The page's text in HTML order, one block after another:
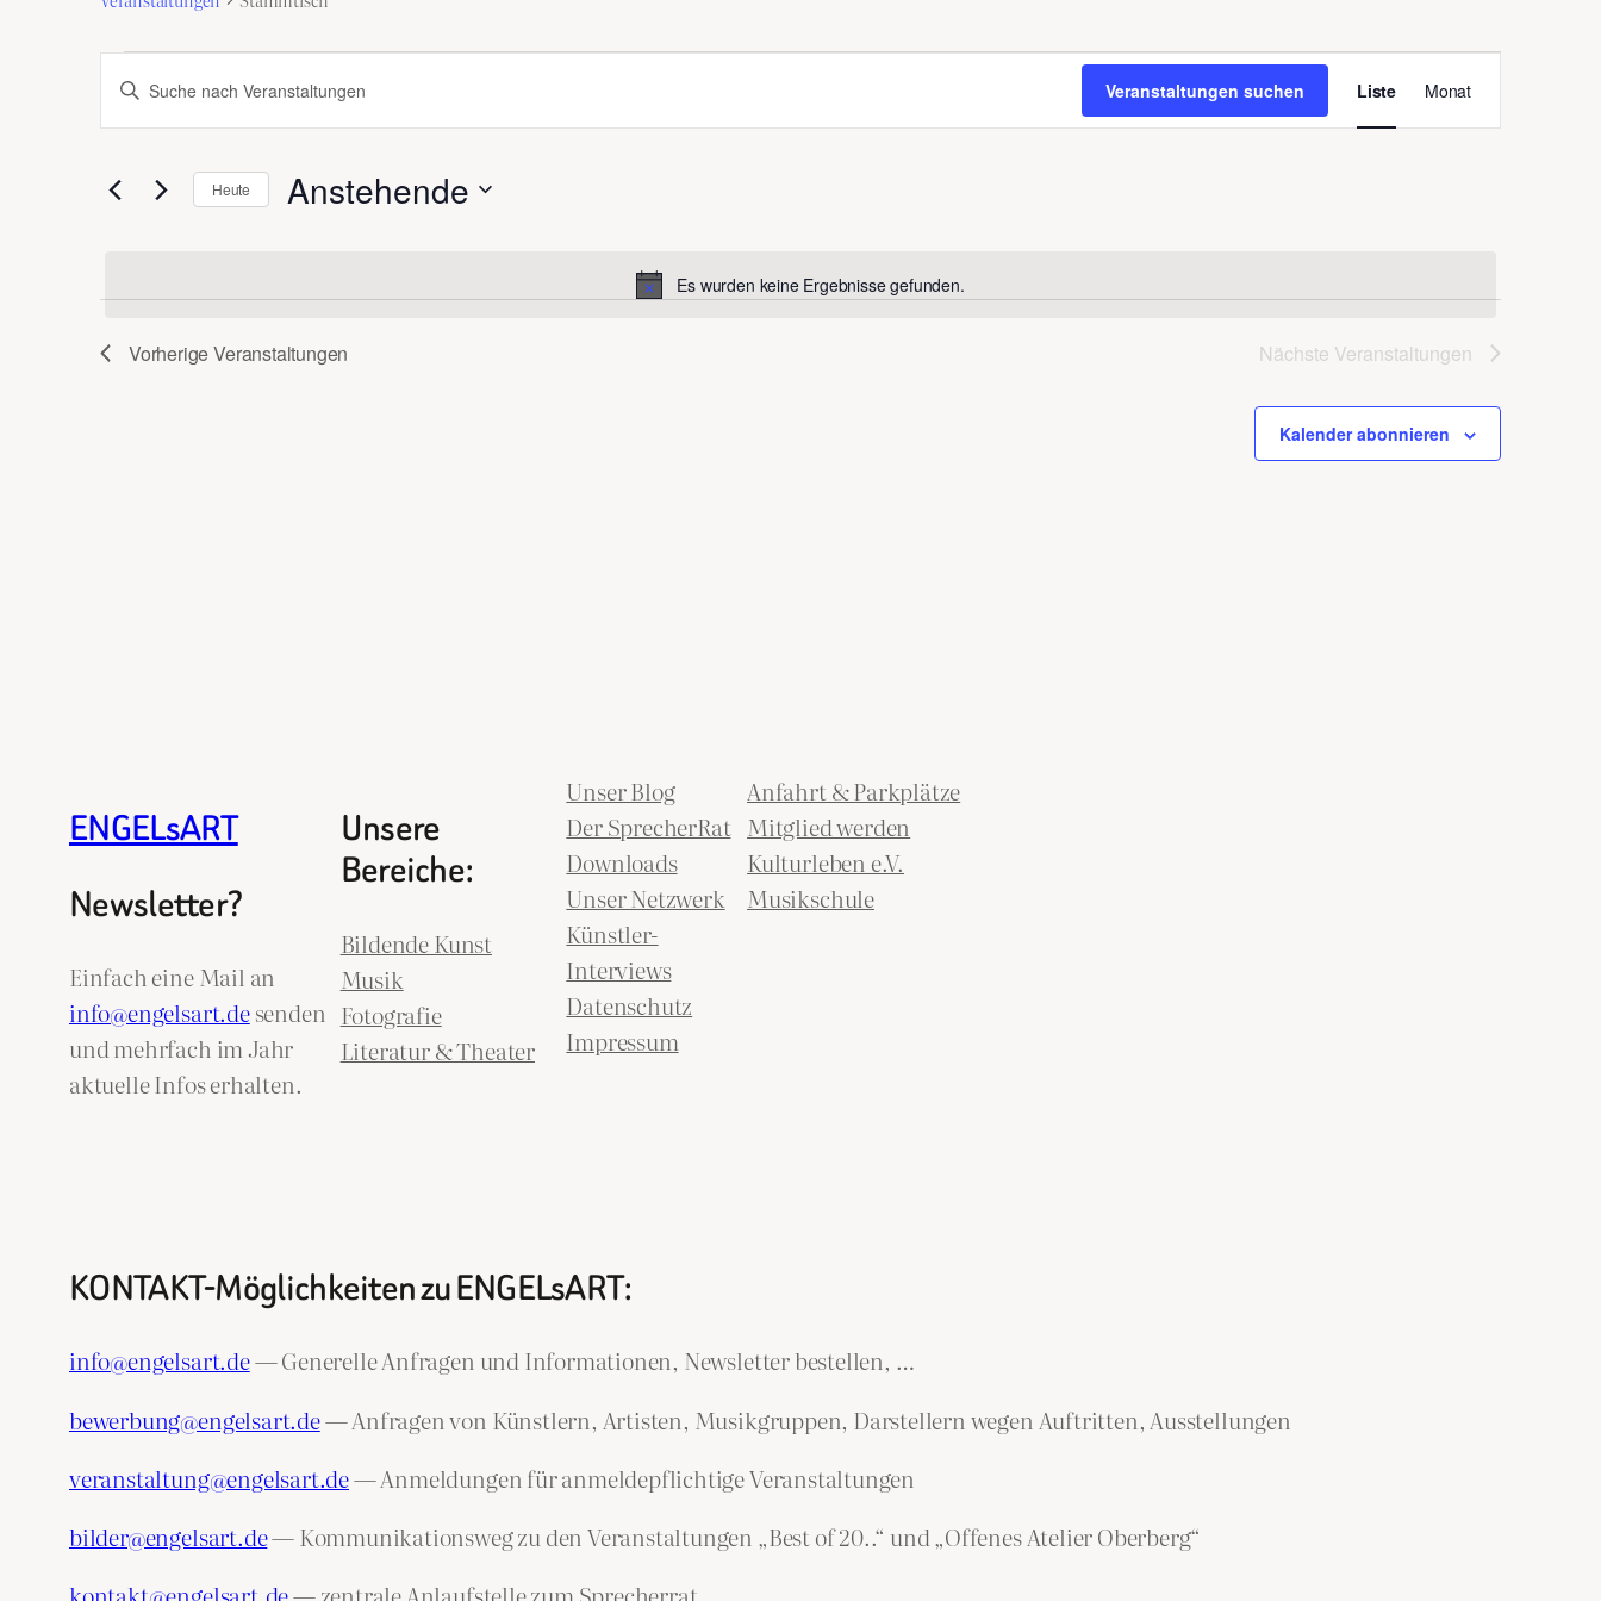
Veranstaltungen
Hinweis
Es wurden keine Ergebnisse gefunden.
Veranstaltungen
Suche
Ansichten,
Bitte
Schlüsselwort
Suche
Schlüsselwort.
Veranstaltungen suchen
Ansichten-
Navigation
Liste Monat
Heute Anstehende
VorherigeVeranstaltungen Nächste Veranstaltungen
Kalender abonnieren
ENGELsART
Newsletter?
Einfach eine Mail an
info@engelsart.desenden
und mehrfach im Jahr
aktuelle Infos erhalten.
Unsere
Bereiche:
Bildende Kunst
Musik
Fotografie
Literatur & Theater
Unser Blog
Der SprecherRat
Downloads
Unser Netzwerk
Künstler-
Interviews
Datenschutz
Impressum
Anfahrt & Parkplätze
Mitglied werden
Kulturleben e.V.
Musikschule
KONTAKT-Möglichkeiten zu ENGELsART:
info@engelsart.de— Generelle Anfragen und Informationen, Newsletter bestellen, …
bewerbung@engelsart.de— Anfragen von Künstlern, Artisten, Musikgruppen, Darstellern wegen Auftritten, Ausstellungen
veranstaltung@engelsart.de— Anmeldungen für anmeldepflichtige Veranstaltungen
bilder@engelsart.de— Kommunikationsweg zu den Veranstaltungen „Best of 20..“ und „Offenes Atelier Oberberg“